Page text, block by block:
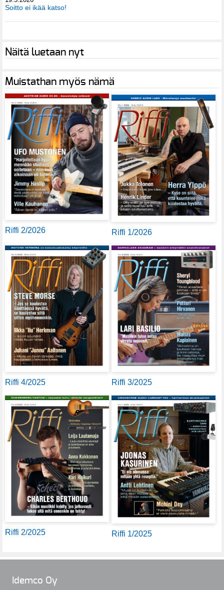
Soitto ei ikää katso!
Näitä luetaan nyt
Muistathan myös nämä
Riffi 2/2026 Riffi 1/2026
Riffi 4/2025 Riffi 3/2025
Riffi 2/2025 Riffi 1/2025
Idemco Oy